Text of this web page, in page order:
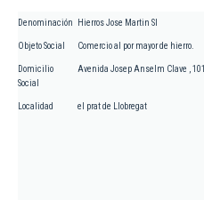
Denominación Hierros Jose Martin Sl
Objeto Social Comercio al por mayor de hierro.
Domicilio
Social
Avenida Josep Anselm Clave , 101
Localidad el prat de Llobregat